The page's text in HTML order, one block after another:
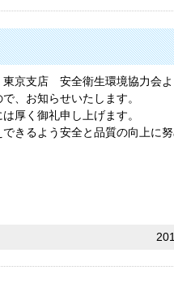
京支店 安全衛生環境協力会よ
、お知らせいたします。
厚く御礼申し上げます。
きるよう安全と品質の向上に努